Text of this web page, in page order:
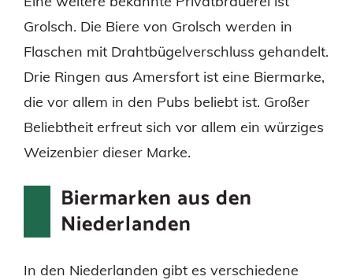
Grolsch. Die Biere von Grolsch werden in
Flaschen mit Drahtbügelverschluss gehandelt.
Drie Ringen aus Amersfort ist eine Biermarke,
die vor allem in den Pubs beliebt ist. Großer
Beliebtheit erfreut sich vor allem ein würziges
Weizenbier dieser Marke.
Biermarken aus den
Niederlanden
In den Niederlanden gibt es verschiedene